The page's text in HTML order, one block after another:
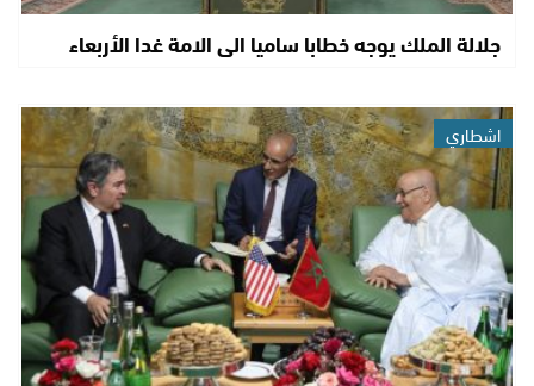
جلالة الملك يوجه خطابا ساميا الى الامة غدا الأربعاء
اشطاري